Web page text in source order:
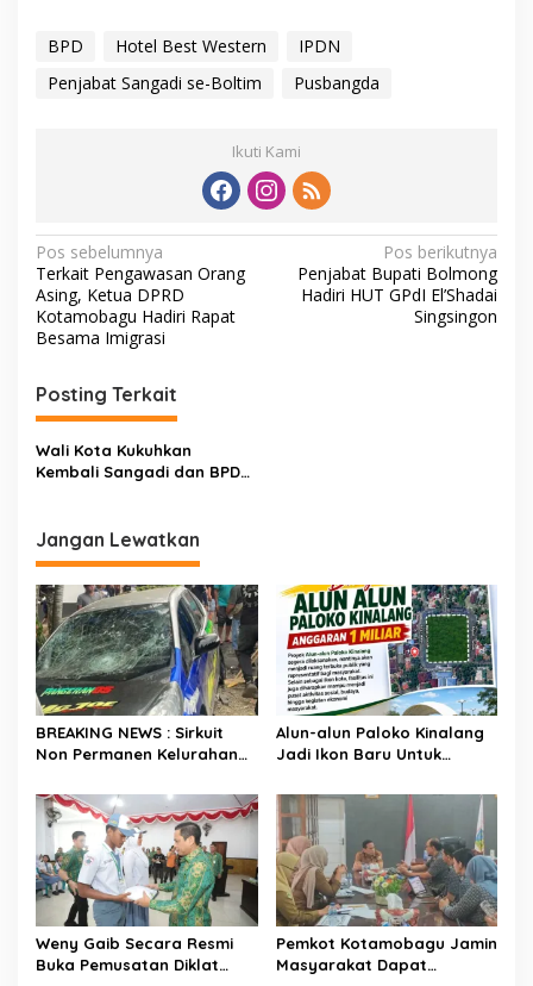
BPD Hotel Best Western
IPDN
Penjabat Sangadi se-Boltim
Pusbangda
Ikuti Kami
N
a
v
i
g
a
s
i
p
o
s
Pos sebelumnya
Terkait Pengawasan Orang
Asing, Ketua DPRD
Kotamobagu Hadiri Rapat
Besama Imigrasi
Pos berikutnya
Penjabat Bupati Bolmong
Hadiri HUT GPdI El’Shadai
Singsingon
Posting Terkait
Wali Kota Kukuhkan
Kembali Sangadi dan BPD
Jangan Lewatkan
BREAKING NEWS : Sirkuit
Non Permanen Kelurahan
Peserta Hilang Kendali
Tabrak Penonton
Alun-alun Paloko Kinalang
Jadi Ikon Baru Untuk
Kotamobagu
Weny Gaib Secara Resmi
Buka Pemusatan Diklat
Pemkot Kotamobagu Jamin
Masyarakat Dapat